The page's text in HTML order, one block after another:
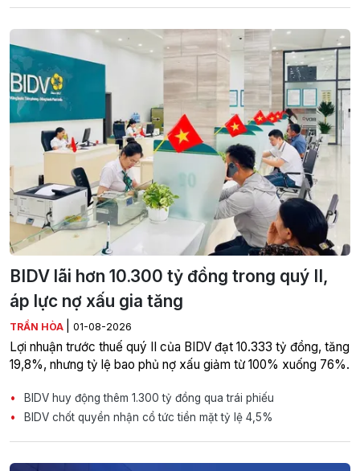
BIDV lãi hơn 10.300 tỷ đồng trong quý II,
áp lực nợ xấu gia tăng
TRẦN HÒA 01-08-2026
Lợi nhuận trước thuế quý II của BIDV đạt 10.333 tỷ đồng, tăng
19,8%, nhưng tỷ lệ bao phủ nợ xấu giảm từ 100% xuống 76%.
BIDV huy động thêm 1.300 tỷ đồng qua trái phiếu
BIDV chốt quyền nhận cổ tức tiền mặt tỷ lệ 4,5%